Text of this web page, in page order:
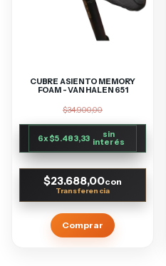
CUBRE ASIENTO MEMORY
FOAM - VAN HALEN 651
$34.900,00
6x$5.483,33 sin
interés
$23.688,00con
Comprar